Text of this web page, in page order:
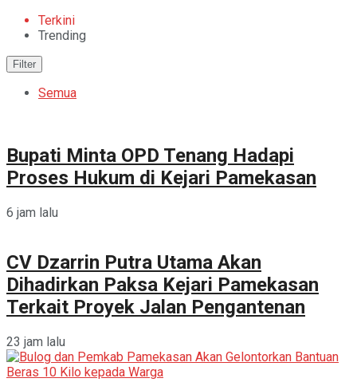
Terkini
Trending
Filter
Semua
Bupati Minta OPD Tenang Hadapi
Proses Hukum di Kejari Pamekasan
6 jam lalu
CV Dzarrin Putra Utama Akan
Dihadirkan Paksa Kejari Pamekasan
Terkait Proyek Jalan Pengantenan
23 jam lalu